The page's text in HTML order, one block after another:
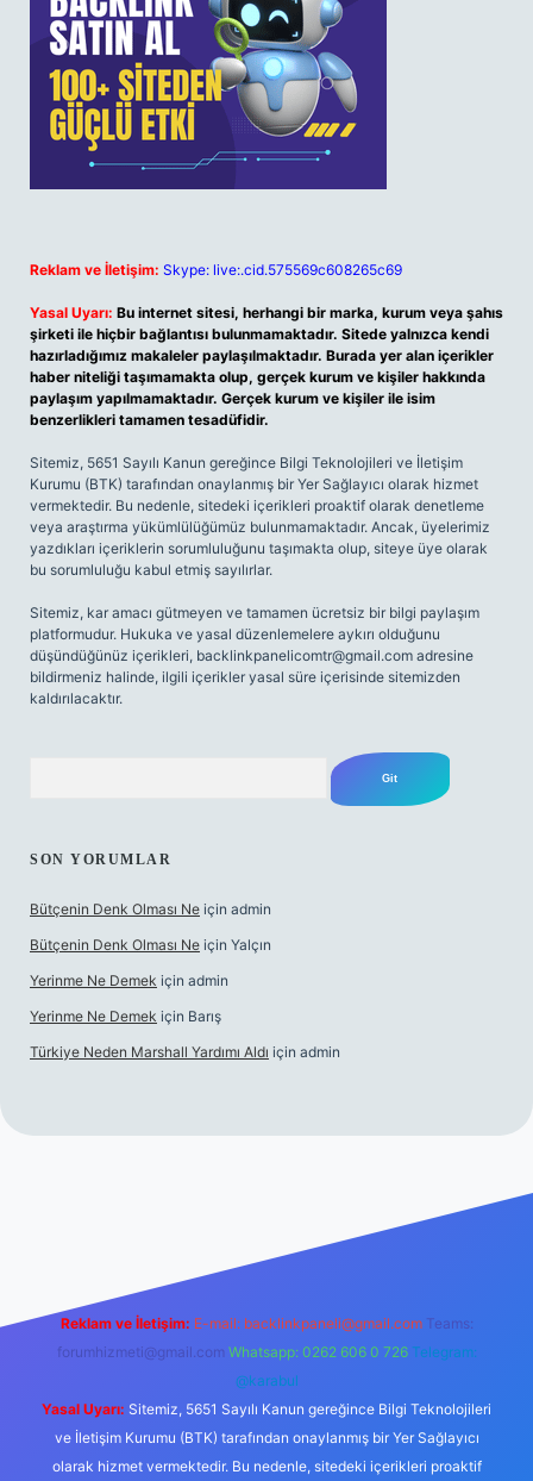
Reklam ve İletişim: Skype: live:.cid.575569c608265c69
Yasal Uyarı: Bu internet sitesi, herhangi bir marka, kurum veya şahıs
şirketi ile hiçbir bağlantısı bulunmamaktadır. Sitede yalnızca kendi
hazırladığımız makaleler paylaşılmaktadır. Burada yer alan içerikler
haber niteliği taşımamakta olup, gerçek kurum ve kişiler hakkında
paylaşım yapılmamaktadır. Gerçek kurum ve kişiler ile isim
benzerlikleri tamamen tesadüfidir.
Sitemiz, 5651 Sayılı Kanun gereğince Bilgi Teknolojileri ve İletişim
Kurumu (BTK) tarafından onaylanmış bir Yer Sağlayıcı olarak hizmet
vermektedir. Bu nedenle, sitedeki içerikleri proaktif olarak denetleme
veya araştırma yükümlülüğümüz bulunmamaktadır. Ancak, üyelerimiz
yazdıkları içeriklerin sorumluluğunu taşımakta olup, siteye üye olarak
bu sorumluluğu kabul etmiş sayılırlar.
Sitemiz, kar amacı gütmeyen ve tamamen ücretsiz bir bilgi paylaşım
platformudur. Hukuka ve yasal düzenlemelere aykırı olduğunu
düşündüğünüz içerikleri, backlinkpanelicomtr@gmail.com adresine
bildirmeniz halinde, ilgili içerikler yasal süre içerisinde sitemizden
kaldırılacaktır.
SON YORUMLAR
Bütçenin Denk Olması Ne için admin
Bütçenin Denk Olması Ne için Yalçın
Yerinme Ne Demek için admin
Yerinme Ne Demek için Barış
Türkiye Neden Marshall Yardımı Aldı için admin
Reklam ve İletişim: E-mail: backlinkpaneli@gmail.com Teams:
forumhizmeti@gmail.com Whatsapp: 0262 606 0 726 Telegram:
@karabul
Yasal Uyarı: Sitemiz, 5651 Sayılı Kanun gereğince Bilgi Teknolojileri
ve İletişim Kurumu (BTK) tarafından onaylanmış bir Yer Sağlayıcı
olarak hizmet vermektedir. Bu nedenle, sitedeki içerikleri proaktif